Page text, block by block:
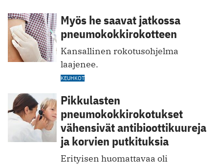
Myös he saavat jatkossa
pneumokokkirokotteen
Kansallinen rokotusohjelma
laajenee.
KEUHKOT
Pikkulasten
pneumokokkirokotukset
vähensivät antibioottikuureja
ja korvien putkituksia
Erityisen huomattavaa oli